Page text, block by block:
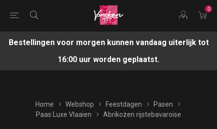
0
Bestellingen voor morgen kunnen vandaag uiterlijk tot
16:00 uur worden geplaatst.
Home Webshop Feestdagen
Pasen
Paas Luxe Vlaaien
Abrikozen rijstebavaroise